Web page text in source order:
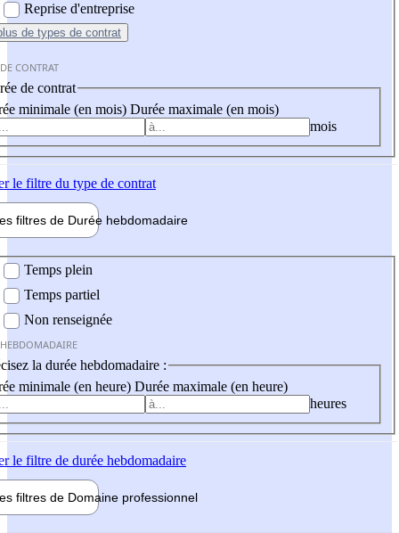
Reprise d'entreprise
de types de contrat
CONTRAT
de contrat
minimale (en mois) Durée maximale (en mois)
mois
le filtre du type de contrat
filtres de Durée hebdomadaire
Temps plein
Temps partiel
Non renseignée
la durée hebdomadaire :
minimale (en heure) Durée maximale (en heure)
heures
le filtre de durée hebdomadaire
filtres de Domaine professionnel